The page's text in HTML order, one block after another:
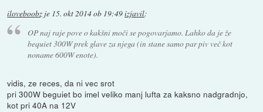
iloveboobz je 15. okt 2014 ob 19:49izjavil:
OP naj raje pove o kakšni moči se pogovarjamo. Lahko da je že
bequiet 300W prek glave za njega (in stane samo par piv več kot
noname 600W enote).
vidis, ze reces, da ni vec srot
pri 300W beguiet bo imel veliko manj lufta za kaksno nadgradnjo,
kot pri 40A na 12V